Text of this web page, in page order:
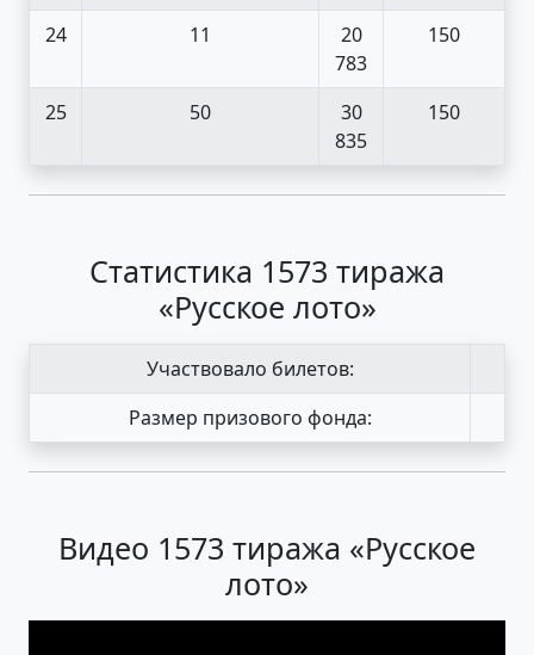
24 11
20
783
150
25 50
30
835
150
Статистика 1573 тиража
«Русское лото»
Участвовало билетов:
Размер призового фонда:
Видео 1573 тиража «Русское
лото»